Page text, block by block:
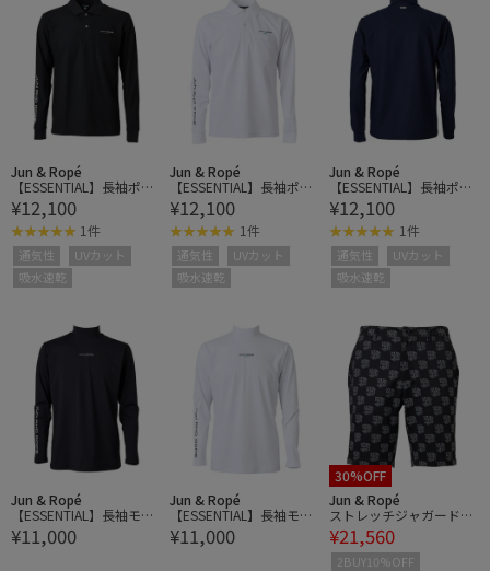
Jun & Ropé
【ESSENTIAL】長袖ポロ
シャツ/吸水速乾・UV
¥12,100
1件
通気性
UVカット
吸水速乾
Jun & Ropé
【ESSENTIAL】長袖ポロ
シャツ/吸水速乾・UV
¥12,100
1件
通気性
UVカット
吸水速乾
Jun & Ropé
【ESSENTIAL】長袖ポロ
シャツ/吸水速乾・UV
¥12,100
1件
通気性
UVカット
吸水速乾
Jun & Ropé
【ESSENTIAL】長袖モッ
クネックシャツ/UV・吸
水速乾
¥11,000
Jun & Ropé
【ESSENTIAL】長袖モッ
クネックシャツ/UV・吸
水速乾
¥11,000
30%OFF
Jun & Ropé
ストレッチジャガードシ
ョートパンツ/吸水速乾
¥21,560
2BUY10%OFF